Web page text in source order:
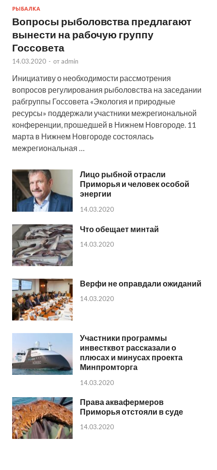
РЫБАЛКА
Вопросы рыболовства предлагают
вынести на рабочую группу
Госсовета
14.03.2020 - от admin
Инициативу о необходимости рассмотрения
вопросов регулирования рыболовства на заседании
рабгруппы Госсовета «Экология и природные
ресурсы» поддержали участники межрегиональной
конференции, прошедшей в Нижнем Новгороде. 11
марта в Нижнем Новгороде состоялась
межрегиональная …
Лицо рыбной отрасли
Приморья и человек особой
энергии
14.03.2020
Что обещает минтай
14.03.2020
Верфи не оправдали ожиданий
14.03.2020
Участники программы
инвестквот рассказали о
плюсах и минусах проекта
Минпромторга
14.03.2020
Права аквафермеров
Приморья отстояли в суде
14.03.2020